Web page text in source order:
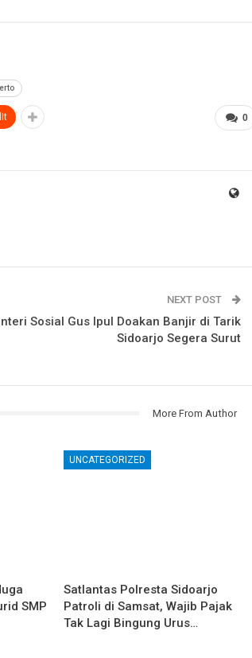
0
NEXT POST
Sosial Gus Ipul Doakan Banjir di Tarik
Sidoarjo Segera Surut
More From Author
SMP
UNCATEGORIZED
Satlantas Polresta Sidoarjo
Patroli di Samsat, Wajib Pajak
Tak Lagi Bingung Urus…